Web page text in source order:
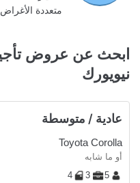
متعددة
ابحث عن عروض
نيويورك
عادية / متوسطة
Toyota Corolla
أو ما شابه
5
3
4